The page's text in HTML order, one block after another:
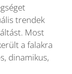
trendek
Most
a falakra
dinamikus,